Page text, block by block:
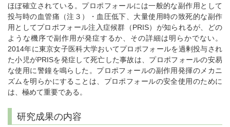
ほぼ確立されている。プロポフォールには一般的な副作用として
投与時の血管痛（注３）・血圧低下、大量使用時の致死的な副作
用としてプロポフォール注入症候群（PRIS）が知られるが、どの
ような機序で副作用が発症するか、その詳細は明らかでない。
2014年に東京女子医科大学おいてプロポフォールを過剰投与され
た小児がPRISを発症して死亡した事故は、プロポフォールの安易
な使用に警鐘を鳴らした。プロポフォールの副作用発揮のメカニ
ズムを明らかにすることは、プロポフォールの安全使用のために
は、極めて重要である。
研究成果の内容